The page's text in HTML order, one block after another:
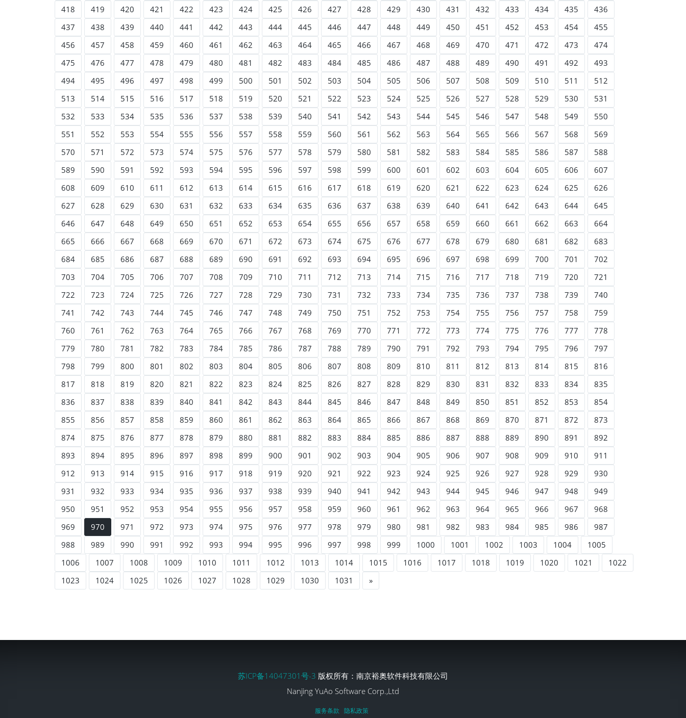
418
419 420 421 422 423 424 425 426 427 428 429 430 431 432 433 434 435
436
437
438 439 440 441 442 443 444 445 446 447 448 449 450 451 452 453 454
455
456
457 458 459 460 461 462 463 464 465 466 467 468 469 470 471 472 473
474
475
476 477 478 479 480 481 482 483 484 485 486 487 488 489 490 491 492
493
494
495 496 497 498 499 500 501 502 503 504 505 506 507 508 509 510 511
512
513
514 515 516 517 518 519 520 521 522 523 524 525 526 527 528 529 530
531
532
533 534 535 536 537 538 539 540 541 542 543 544 545 546 547 548 549
550
551
552 553 554 555 556 557 558 559 560 561 562 563 564 565 566 567 568
569
570
571 572 573 574 575 576 577 578 579 580 581 582 583 584 585 586 587
588
589
590 591 592 593 594 595 596 597 598 599 600 601 602 603 604 605 606
607
608
609 610 611 612 613 614 615 616 617 618 619 620 621 622 623 624 625
626
627
628 629 630 631 632 633 634 635 636 637 638 639 640 641 642 643 644
645
646
647 648 649 650 651 652 653 654 655 656 657 658 659 660 661 662 663
664
665
666 667 668 669 670 671 672 673 674 675 676 677 678 679 680 681 682
683
684
685 686 687 688 689 690 691 692 693 694 695 696 697 698 699 700 701
702
703
704 705 706 707 708 709 710 711 712 713 714 715 716 717 718 719 720
721
722
723 724 725 726 727 728 729 730 731 732 733 734 735 736 737 738 739
740
741
742 743 744 745 746 747 748 749 750 751 752 753 754 755 756 757 758
759
760
761 762 763 764 765 766 767 768 769 770 771 772 773 774 775 776 777
778
779
780 781 782 783 784 785 786 787 788 789 790 791 792 793 794 795 796
797
798
799 800 801 802 803 804 805 806 807 808 809 810 811 812 813 814 815
816
817
818 819 820 821 822 823 824 825 826 827 828 829 830 831 832 833 834
835
836
837 838 839 840 841 842 843 844 845 846 847 848 849 850 851 852 853
854
855
856 857 858 859 860 861 862 863 864 865 866 867 868 869 870 871 872
873
874
875 876 877 878 879 880 881 882 883 884 885 886 887 888 889 890 891
892
893
894 895 896 897 898 899 900 901 902 903 904 905 906 907 908 909 910
911
912
913 914 915 916 917 918 919 920 921 922 923 924 925 926 927 928 929
930
931
932 933 934 935 936 937 938 939 940 941 942 943 944 945 946 947 948
949
950
951 952 953 954 955 956 957 958 959 960 961 962 963 964 965 966 967
968
969
970 971 972 973 974 975 976 977 978 979 980 981 982 983 984 985 986
987
988
989 990 991 992 993 994 995 996 997 998 999 1000 1001 1002 1003 1004
1005
1006
1007 1008 1009 1010 1011 1012 1013 1014 1015 1016 1017 1018 1019 1020 1021
1022
1023
1024 1025 1026 1027 1028 1029 1030 1031 »
苏ICP备14047301号-3 版权所有：南京裕奥软件科技有限公司
Nanjing YuAo Software Corp.,Ltd
服务条款 隐私政策